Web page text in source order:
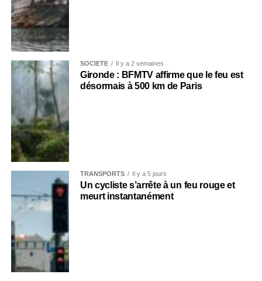
SOCIÉTÉ Il y a 2 semaines
Gironde : BFMTV affirme que le feu est
désormais à 500 km de Paris
TRANSPORTS Il y a 5 jours
Un cycliste s’arrête à un feu rouge et
meurt instantanément